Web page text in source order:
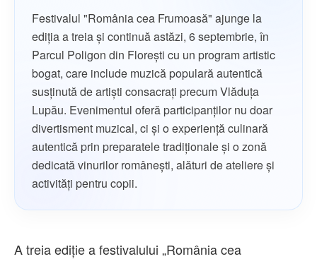
Festivalul "România cea Frumoasă" ajunge la
ediția a treia și continuă astăzi, 6 septembrie, în
Parcul Poligon din Florești cu un program artistic
bogat, care include muzică populară autentică
susținută de artiști consacrați precum Vlăduța
Lupău. Evenimentul oferă participanților nu doar
divertisment muzical, ci și o experiență culinară
autentică prin preparatele tradiționale și o zonă
dedicată vinurilor românești, alături de ateliere și
activități pentru copii.
A treia ediție a festivalului „România cea